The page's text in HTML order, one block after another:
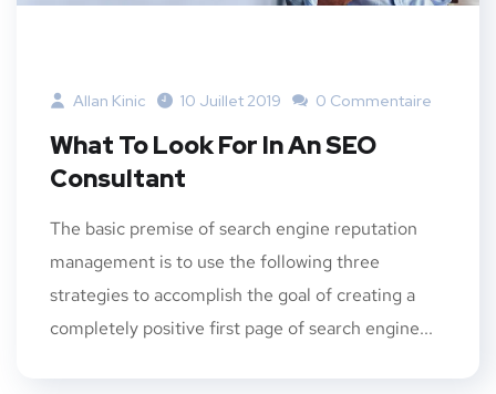
Allan Kinic 10 Juillet 2019 0 Commentaire
What To Look For In An SEO
Consultant
The basic premise of search engine reputation
management is to use the following three
strategies to accomplish the goal of creating a
completely positive first page of search engine...